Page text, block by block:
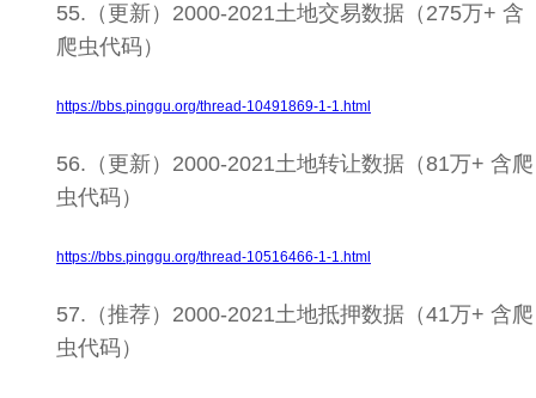
55.（更新）2000-2021土地交易数据（275万+ 含
爬虫代码）
https://bbs.pinggu.org/thread-10491869-1-1.html
56.（更新）2000-2021土地转让数据（81万+ 含爬
虫代码）
https://bbs.pinggu.org/thread-10516466-1-1.html
57.（推荐）2000-2021土地抵押数据（41万+ 含爬
虫代码）